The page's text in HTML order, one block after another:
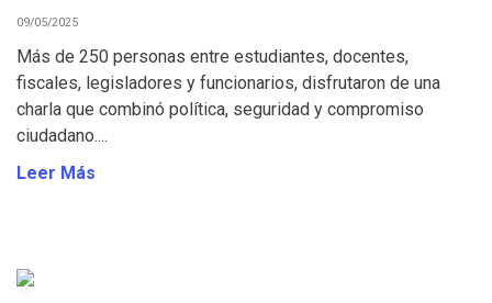
09/05/2025
Más de 250 personas entre estudiantes, docentes,
fiscales, legisladores y funcionarios, disfrutaron de una
charla que combinó política, seguridad y compromiso
ciudadano....
Leer Más